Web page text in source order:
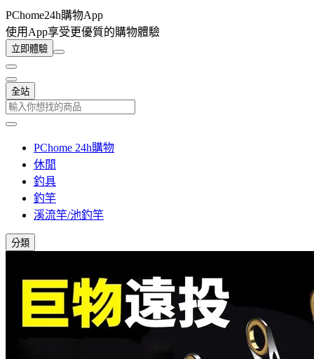
PChome24h購物App
使用App享受更優質的購物體驗
立即體驗
全站
PChome 24h購物
休閒
釣具
釣竿
溪流竿/池釣竿
分類